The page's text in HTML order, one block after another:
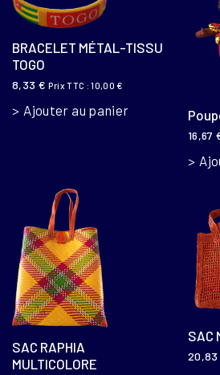
BRACELET MÉTAL-TISSU
TOGO
8,33 € Prix TTC :10,00 €
Ajouter au panier
16,67
SAC RAPHIA
MULTICOLORE
SAC